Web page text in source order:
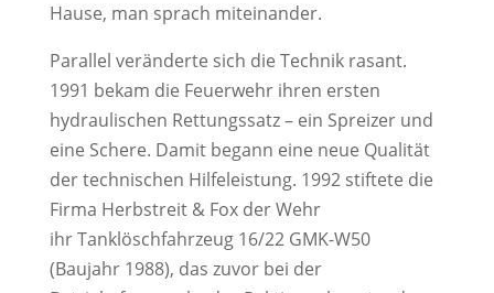
Hause, man sprach miteinander.
Parallel veränderte sich die Technik rasant.
1991 bekam die Feuerwehr ihren ersten
hydraulischen Rettungssatz – ein Spreizer und
eine Schere. Damit begann eine neue Qualität
der technischen Hilfeleistung. 1992 stiftete die
Firma Herbstreit & Fox der Wehr
ihr Tanklöschfahrzeug 16/22 GMK-W50
(Baujahr 1988), das zuvor bei der